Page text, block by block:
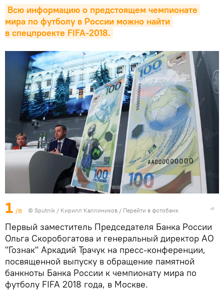
Всю информацию о предстоящем чемпионате
мира по футболу в России можно найти
в спецпроекте FIFA-2018.
1 /8 © Sputnik / Кирилл Каллиников / Перейти в фотобанк
Первый заместитель Председателя Банка России
Ольга Скоробогатова и генеральный директор АО
"Гознак" Аркадий Трачук на пресс-конференции,
посвященной выпуску в обращение памятной
банкноты Банка России к чемпионату мира по
футболу FIFA 2018 года, в Москве.